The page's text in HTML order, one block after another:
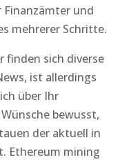
und
mehrerer Schritte.
finden sich diverse
ist allerdings
über Ihr
bewusst,
der aktuell in
Ethereum mining